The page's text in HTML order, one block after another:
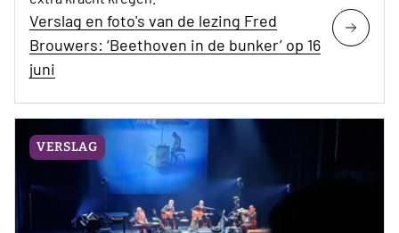
Verslag en foto's van de lezing Fred
Brouwers: ‘Beethoven in de bunker’ op 16
juni
VERSLAG